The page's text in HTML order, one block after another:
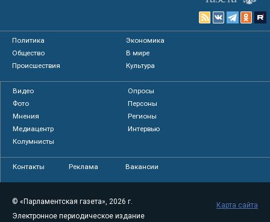
Политика
Экономика
Общество
В мире
Происшествия
Культура
Видео
Опросы
Фото
Персоны
Мнения
Регионы
Медиацентр
Интервью
Колумнисты
Контакты Реклама Вакансии
© «Парламентская газета», 2026 г.
Электронное периодическое издание
Карта сайта